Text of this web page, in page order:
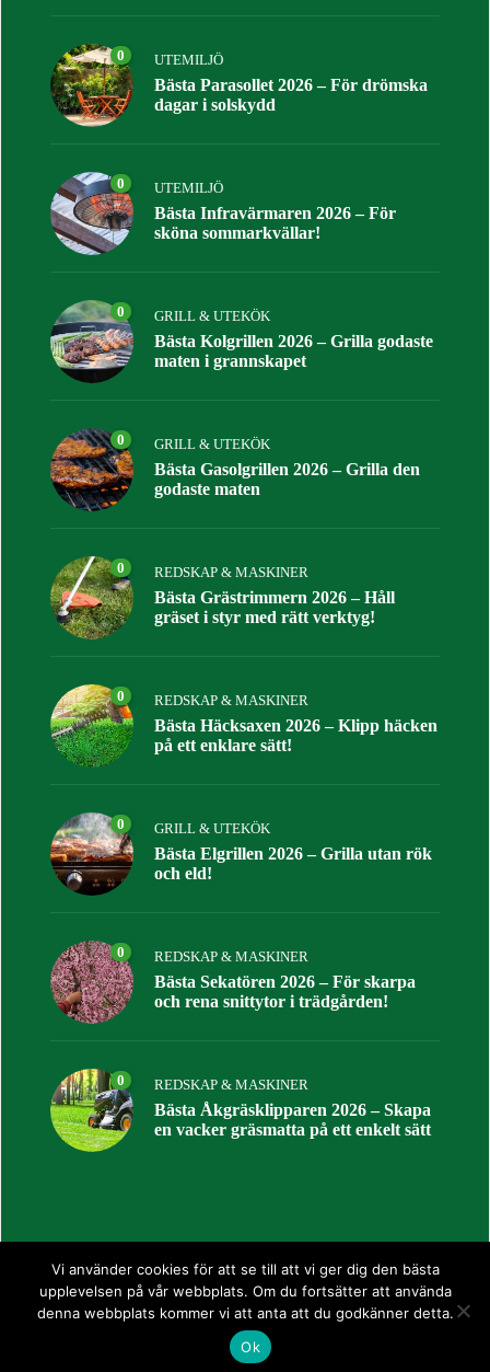
0 UTEMILJÖ
Bästa Parasollet 2026 – För drömska
dagar i solskydd
0 UTEMILJÖ
Bästa Infravärmaren 2026 – För
sköna sommarkvällar!
0 GRILL & UTEKÖK
Bästa Kolgrillen 2026 – Grilla godaste
maten i grannskapet
0 GRILL & UTEKÖK
Bästa Gasolgrillen 2026 – Grilla den
godaste maten
0 REDSKAP & MASKINER
Bästa Grästrimmern 2026 – Håll
gräset i styr med rätt verktyg!
0 REDSKAP & MASKINER
Bästa Häcksaxen 2026 – Klipp häcken
på ett enklare sätt!
0 GRILL & UTEKÖK
Bästa Elgrillen 2026 – Grilla utan rök
och eld!
0 REDSKAP & MASKINER
Bästa Sekatören 2026 – För skarpa
och rena snittytor i trädgården!
0 REDSKAP & MASKINER
Bästa Åkgräsklipparen 2026 – Skapa
en vacker gräsmatta på ett enkelt sätt
Copyright © 2022 · Alltomträdgårdar.se ·Sitemap
Vi använder cookies för att se till att vi ger dig den bästa
upplevelsen på vår webbplats. Om du fortsätter att använda
denna webbplats kommer vi att anta att du godkänner detta.
Ok